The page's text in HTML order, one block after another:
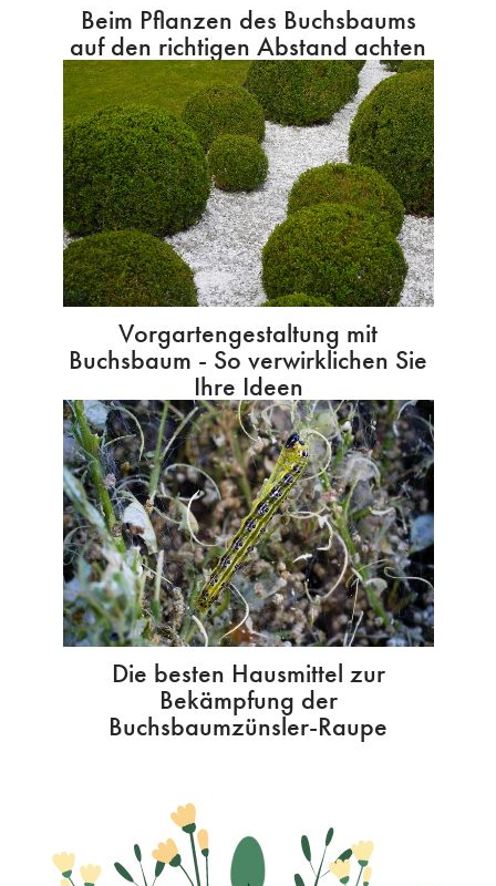
Beim Pflanzen des Buchsbaums
auf den richtigen Abstand achten
Vorgartengestaltung mit
Buchsbaum - So verwirklichen Sie
Ihre Ideen
Die besten Hausmittel zur
Bekämpfung der
Buchsbaumzünsler-Raupe